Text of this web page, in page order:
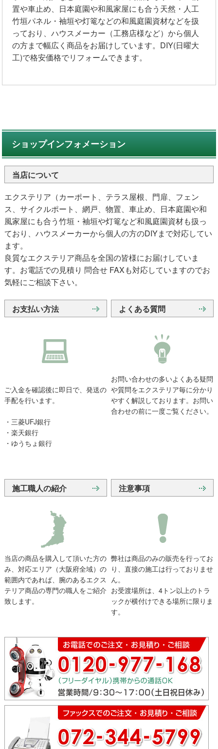
置や車止め、日本庭園や和風家屋にも合う天然・人工
竹垣パネル・袖垣や灯篭などの和風庭園資材などを扱
っており、ハウスメーカー（工務店様など）から個人
の方まで幅広く商品をお届けしています。DIY(日曜大
工)で格安価格でリフォームできます。
ショップインフォメーション
当店について
エクステリア（カーポート、テラス屋根、門扉、フェン
ス、サイクルポート、網戸、物置、車止め、日本庭園や和
風家屋にも合う竹垣・袖垣や灯篭など和風庭園資材も扱っ
ており、ハウスメーカーから個人の方のDIYまで対応してい
ます。
良質なエクステリア商品を全国の皆様にお届けしていま
す。お電話での見積り 問合せ FAXも対応していますのでお
気軽にご相談下さい。
お支払い方法
ご入金を確認後に即日で、発送の
手配を行います。
・三菱UFJ銀行
・楽天銀行
・ゆうちょ銀行
よくある質問
お問い合わせの多いよくある疑問
や質問をエクステリア毎に分かり
やすく解説しております。お問い
合わせの前に一度ご覧ください。
施工職人の紹介
当店の商品を購入して頂いた方の
み、対応エリア（大阪府全域）の
範囲内であれば、腕のあるエクス
テリア商品の専門の職人をご紹介
致します。
注意事項
弊社は商品のみの販売を行ってお
り、直接の施工は行っておりませ
ん。
お受渡場所は、4トン以上のトラ
ックが横付けできる場所に限りま
す。